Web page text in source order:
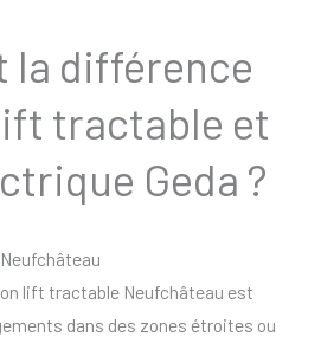
la différence
tractable et
Geda ?
lift tractable Neufchâteau est
dans des zones étroites ou